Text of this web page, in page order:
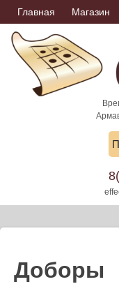
Skip
to
content
Главная Магазин
Доборы